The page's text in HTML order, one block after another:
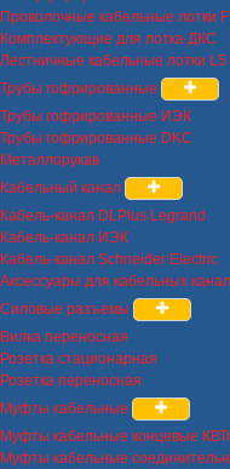
Проволочные кабельные лотки
Комплектующие для лотка ДКС
Лестничные кабельные лотки L5
Трубы гофрированные
Трубы гофрированные ИЭК
Трубы гофрированные DKC
Металлорукав
Кабельный канал
Кабель-канал DLPlus Legrand
Кабель-канал ИЭК
Кабель-канал Schneider Electric
Аксессуары для кабельных
Силовые разъемы
Вилка переносная
Розетка стационарная
Розетка переносная
Муфты кабельные
Муфты кабельные концевые
Муфты кабельные